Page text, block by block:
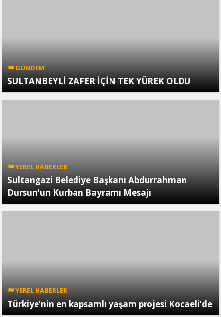
GÜNDEM
SULTANBEYLİ ZAFER İÇİN TEK YÜREK OLDU
YEREL HABERLER
Sultangazi Belediye Başkanı Abdurrahman
Dursun'un Kurban Bayramı Mesajı
YEREL HABERLER
Türkiye’nin en kapsamlı yaşam projesi Kocaeli’de